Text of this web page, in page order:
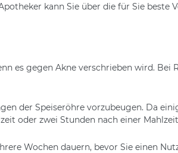
kann Sie über die für Sie beste
es gegen Akne verschrieben wird. Bei
der Speiseröhre vorzubeugen. Da
oder zwei Stunden nach einer
Wochen dauern, bevor Sie einen